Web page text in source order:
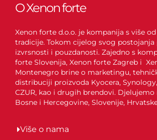
O Xenon forte
Xenon forte d.o.o. je kompanija s više
tradicije. Tokom cijelog svog postojanja
izvrsnosti i pouzdanosti. Zajedno s
forte Slovenija, Xenon forte Zagreb i
Montenegro brine o marketingu,
distribuciji proizvoda Kyocera,
CZUR, kao i drugih brendovi.
Bosne i Hercegovine, Slovenije,
Više o nama